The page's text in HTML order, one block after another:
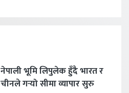
नेपाली भूमि लिपुलेक हुँदै भारत र
चीनले गर्‍यो सीमा व्यापार सुरु